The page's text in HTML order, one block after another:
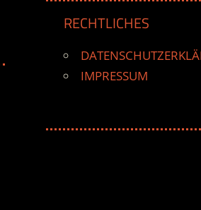
RECHTLICHES
IMPRESSUM